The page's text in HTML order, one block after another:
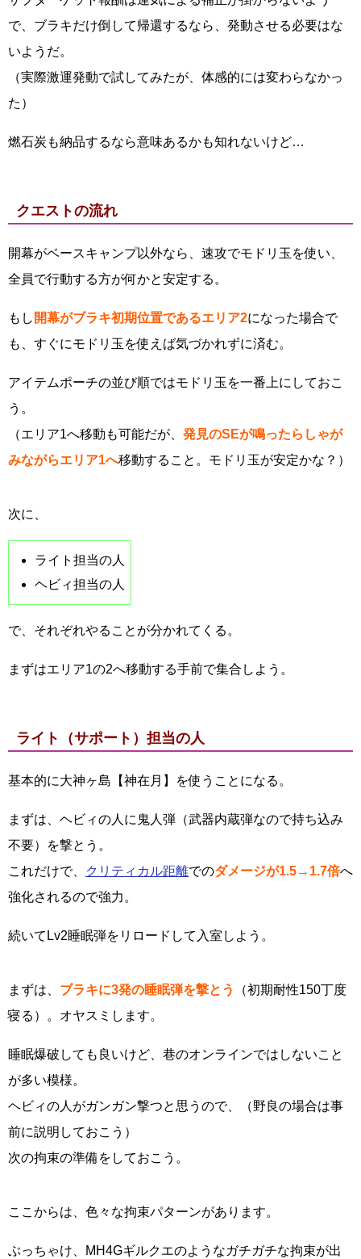
で、ブラキだけ倒して帰還するなら、発動させる必要はな
いようだ。
（実際激運発動で試してみたが、体感的には変わらなかっ
た）
燃石炭も納品するなら意味あるかも知れないけど…
クエストの流れ
開幕がベースキャンプ以外なら、速攻でモドリ玉を使い、
全員で行動する方が何かと安定する。
もし 開幕がブラキ初期位置であるエリア2になった場合で
も、すぐにモドリ玉を使えば気づかれずに済む。
アイテムポーチの並び順ではモドリ玉を一番上にしておこ
う。
（エリア1へ移動も可能だが、 発見のSEが鳴ったらしゃが
みながらエリア1へ移動すること。モドリ玉が安定かな？）
次に、
ライト担当の人
ヘビィ担当の人
で、それぞれやることが分かれてくる。
まずはエリア1の2へ移動する手前で集合しよう。
ライト（サポート）担当の人
基本的に大神ヶ島【神在月】を使うことになる。
まずは、ヘビィの人に鬼人弾（武器内蔵弾なので持ち込み
不要）を撃とう。
これだけで、
クリティカル距離でのダメージが1.5→1.7倍へ
強化されるので強力。
続いてLv2睡眠弾をリロードして入室しよう。
まずは、 ブラキに3発の睡眠弾を撃とう
（初期耐性150丁度
寝る）。オヤスミします。
睡眠爆破しても良いけど、巷のオンラインではしないこと
が多い模様。
ヘビィの人がガンガン撃つと思うので、（野良の場合は事
前に説明しておこう）
次の拘束の準備をしておこう。
ここからは、色々な拘束パターンがあります。
ぶっちゃけ、MH4Gギルクエのようなガチガチな拘束が出